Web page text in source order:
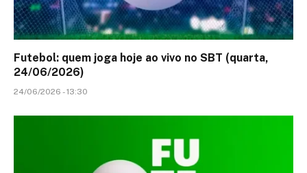
Futebol: quem joga hoje ao vivo no SBT (quarta,
24/06/2026)
24/06/2026 - 13:30